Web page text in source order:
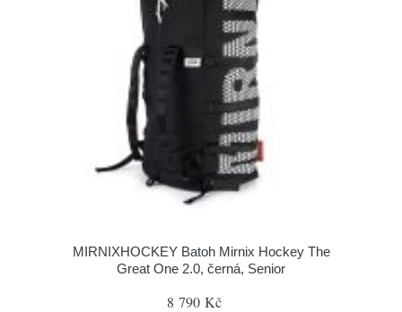
MIRNIXHOCKEY Batoh Mirnix Hockey The
Great One 2.0, černá, Senior
8 790 Kč